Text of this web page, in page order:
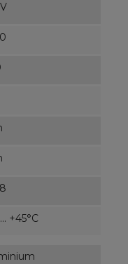
+45°C